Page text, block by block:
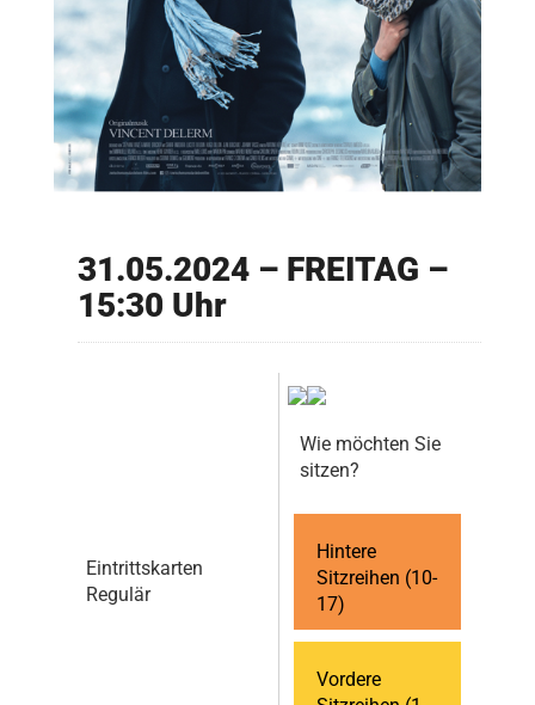
31.05.2024 – FREITAG –
15:30 Uhr
Eintrittskarten
Regulär
Wie möchten Sie
sitzen?
Hintere
Sitzreihen (10-
17)
Vordere